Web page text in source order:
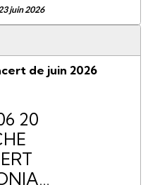
juin 2026
de juin 2026